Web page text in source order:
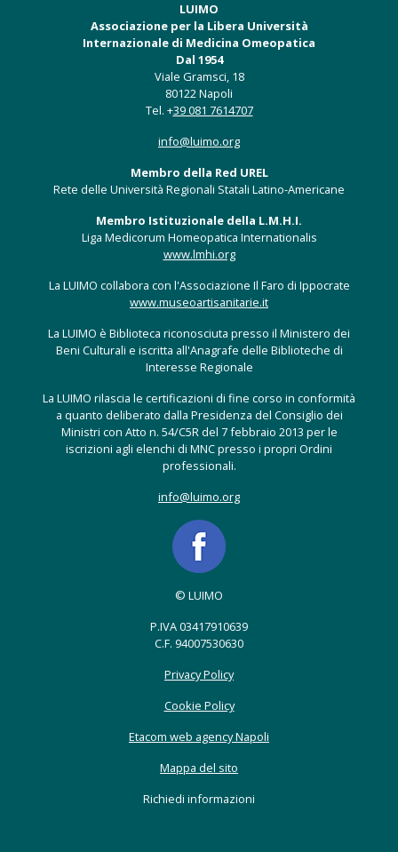
LUIMO
Associazione per la Libera Università
Internazionale di Medicina Omeopatica
Dal 1954
Viale Gramsci, 18
80122 Napoli
Tel. +39 081 7614707
info@luimo.org
Membro della Red UREL
Rete delle Università Regionali Statali Latino-Americane
Membro Istituzionale della L.M.H.I.
Liga Medicorum Homeopatica Internationalis
www.lmhi.org
La LUIMO collabora con l'Associazione Il Faro di Ippocrate
www.museoartisanitarie.it
La LUIMO è Biblioteca riconosciuta presso il Ministero dei
Beni Culturali e iscritta all'Anagrafe delle Biblioteche di
Interesse Regionale
La LUIMO rilascia le certificazioni di fine corso in conformità
a quanto deliberato dalla Presidenza del Consiglio dei
Ministri con Atto n. 54/C5R del 7 febbraio 2013 per le
iscrizioni agli elenchi di MNC presso i propri Ordini
professionali.
info@luimo.org
© LUIMO
P.IVA 03417910639
C.F. 94007530630
Privacy Policy
Cookie Policy
Etacom web agency Napoli
Mappa del sito
Richiedi informazioni